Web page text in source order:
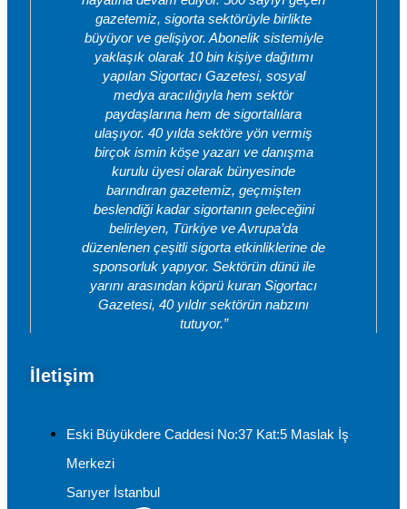
gazetemiz, sigorta sektörüyle birlikte
büyüyor ve gelişiyor. Abonelik sistemiyle
yaklaşık olarak 10 bin kişiye dağıtımı
yapılan Sigortacı Gazetesi, sosyal
medya aracılığıyla hem sektör
paydaşlarına hem de sigortalılara
ulaşıyor. 40 yılda sektöre yön vermiş
birçok ismin köşe yazarı ve danışma
kurulu üyesi olarak bünyesinde
barındıran gazetemiz, geçmişten
beslendiği kadar sigortanın geleceğini
belirleyen, Türkiye ve Avrupa’da
düzenlenen çeşitli sigorta etkinliklerine de
sponsorluk yapıyor. Sektörün dünü ile
yarını arasından köprü kuran Sigortacı
Gazetesi, 40 yıldır sektörün nabzını
tutuyor.”
İletişim
Eski Büyükdere Caddesi No:37 Kat:5 Maslak İş
Merkezi
Sarıyer İstanbul